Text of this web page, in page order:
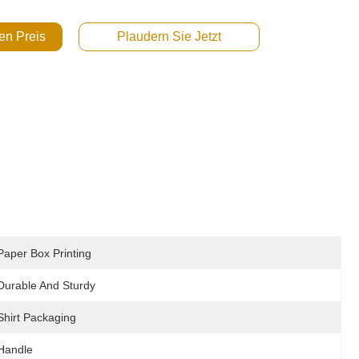
Preis Plaudern Sie Jetzt
Box Printing
And Sturdy
Packaging